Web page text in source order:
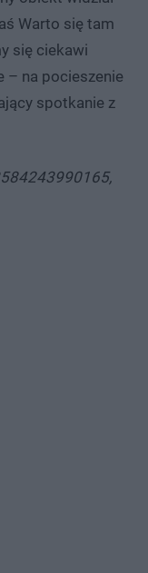
Warto się tam
się ciekawi
– na pocieszenie
spotkanie z